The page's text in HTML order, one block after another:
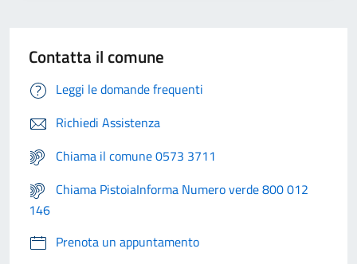
Contatta il comune
Leggi le domande frequenti
Richiedi Assistenza
Chiama il comune 0573 3711
Chiama PistoiaInforma Numero verde 800 012
146
Prenota un appuntamento